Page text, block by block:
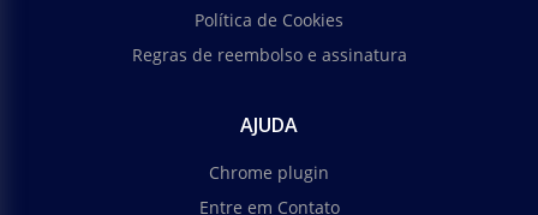
Política de Cookies
Regras de reembolso e assinatura
AJUDA
Chrome plugin
Entre em Contato